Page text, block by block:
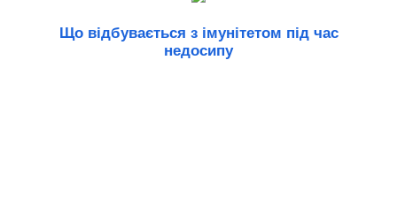
Що відбувається з імунітетом під час
недосипу